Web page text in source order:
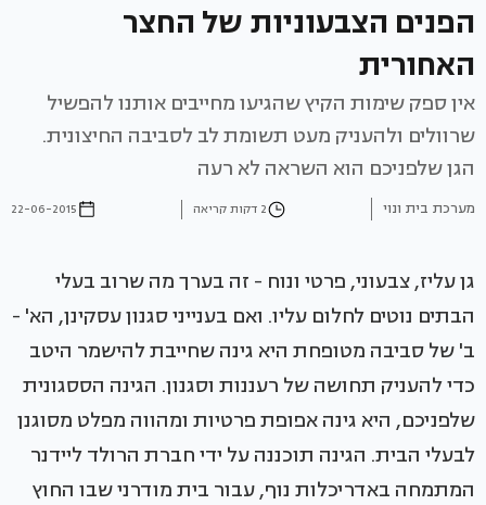
הפנים הצבעוניות של החצר
האחורית
אין ספק שימות הקיץ שהגיעו מחייבים אותנו להפשיל
שרוולים ולהעניק מעט תשומת לב לסביבה החיצונית.
הגן שלפניכם הוא השראה לא רעה
מערכת בית ונוי 2 דקות קריאה 22-06-2015
גן עליז, צבעוני, פרטי ונוח - זה בערך מה שרוב בעלי
הבתים נוטים לחלום עליו. ואם בענייני סגנון עסקינן, הא' -
ב' של סביבה מטופחת היא גינה שחייבת להישמר היטב
כדי להעניק תחושה של רעננות וסגנון. הגינה הססגונית
שלפניכם, היא גינה אפופת פרטיות ומהווה מפלט מסוגנן
לבעלי הבית. הגינה תוכננה על ידי חברת הרולד ליידנר
המתמחה באדריכלות נוף, עבור בית מודרני שבו החוץ